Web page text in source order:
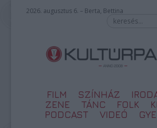
2026. augusztus 6. – Berta, Bettina
FILM SZÍNHÁZ
ZENE
TÁNC FOLK
PODCAST
VIDEÓ